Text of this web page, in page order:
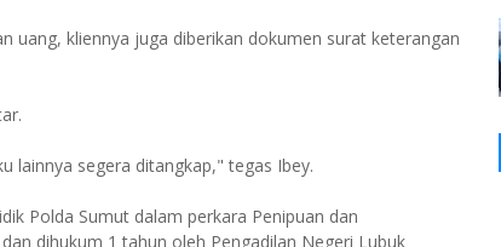
uang, kliennya juga diberikan dokumen surat keterangan
lainnya segera ditangkap," tegas Ibey.
Polda Sumut dalam perkara Penipuan dan
dihukum 1 tahun oleh Pengadilan Negeri Lubuk